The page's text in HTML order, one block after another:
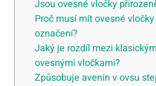
Jsou ovesné vločky
Proč musí mít ovesné
označení?
Jaký je rozdíl mezi
ovesnými vločkami?
Způsobuje avenin v ovsu